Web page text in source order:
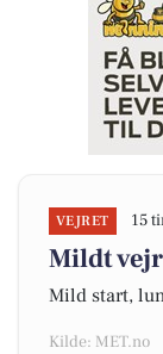
VEJRET 15
Mildt
Mild start,
Kilde: MET.no